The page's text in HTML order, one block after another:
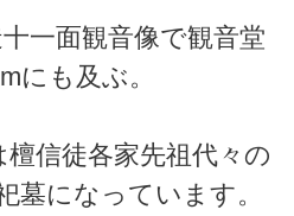
一面観音像で観音堂
にも及ぶ。
信徒各家先祖代々の
墓になっています。